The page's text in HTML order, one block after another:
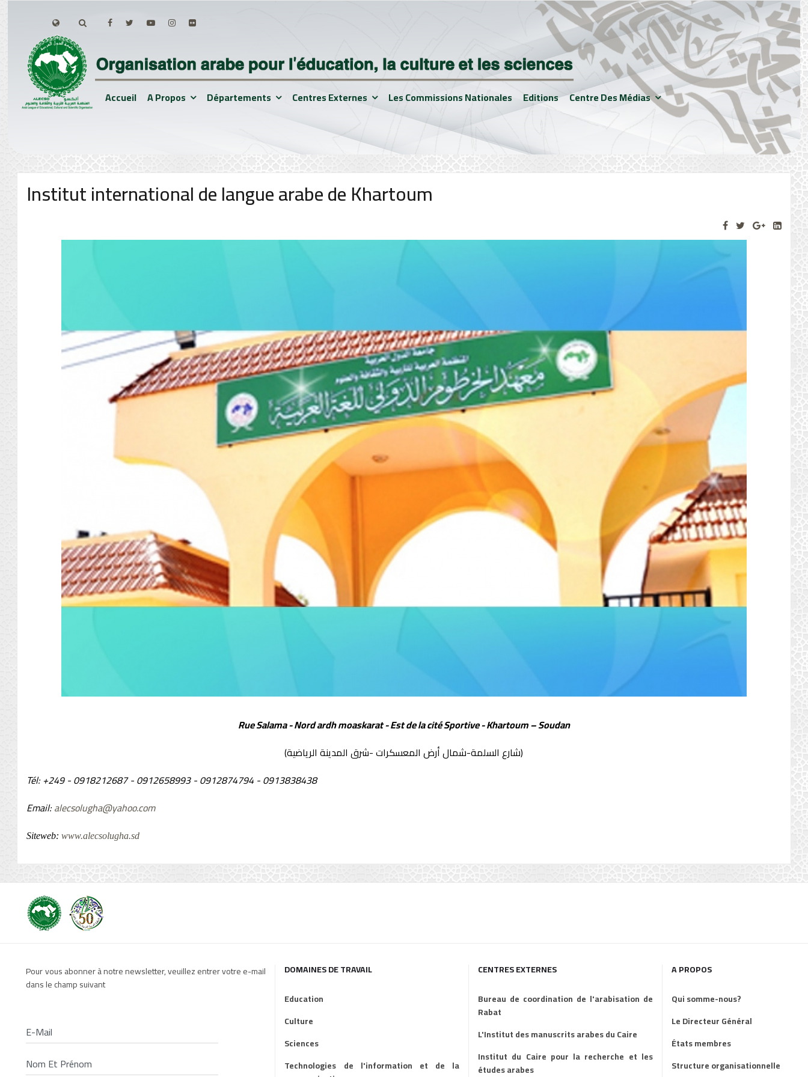
Accueil A Propos Départements Centres Externes Les Commissions Nationales Editions Centre Des Médias
Institut international de langue arabe de Khartoum
Rue Salama - Nord ardh moaskarat - Est de la cité Sportive - Khartoum – Soudan
(شارع السلمة-شمال أرض المعسكرات -شرق المدينة الرياضية)
Tél: +249 - 0918212687 - 0912658993 - 0912874794 - 0913838438
Email:alecsolugha@yahoo.com
Siteweb:www.alecsolugha.sd
Pour vous abonner à notre newsletter, veuillez entrer votre e-mail
dans le champ suivant
DOMAINES DE TRAVAIL
Education
Culture
Sciences
Technologies de l'information et de la
CENTRES EXTERNES
Bureau de coordination de l'arabisation de
Rabat
L'Institut des manuscrits arabes du Caire
Institut du Caire pour la recherche et les
études arabes
A PROPOS
Qui somme-nous?
Le Directeur Général
États membres
Structure organisationnelle